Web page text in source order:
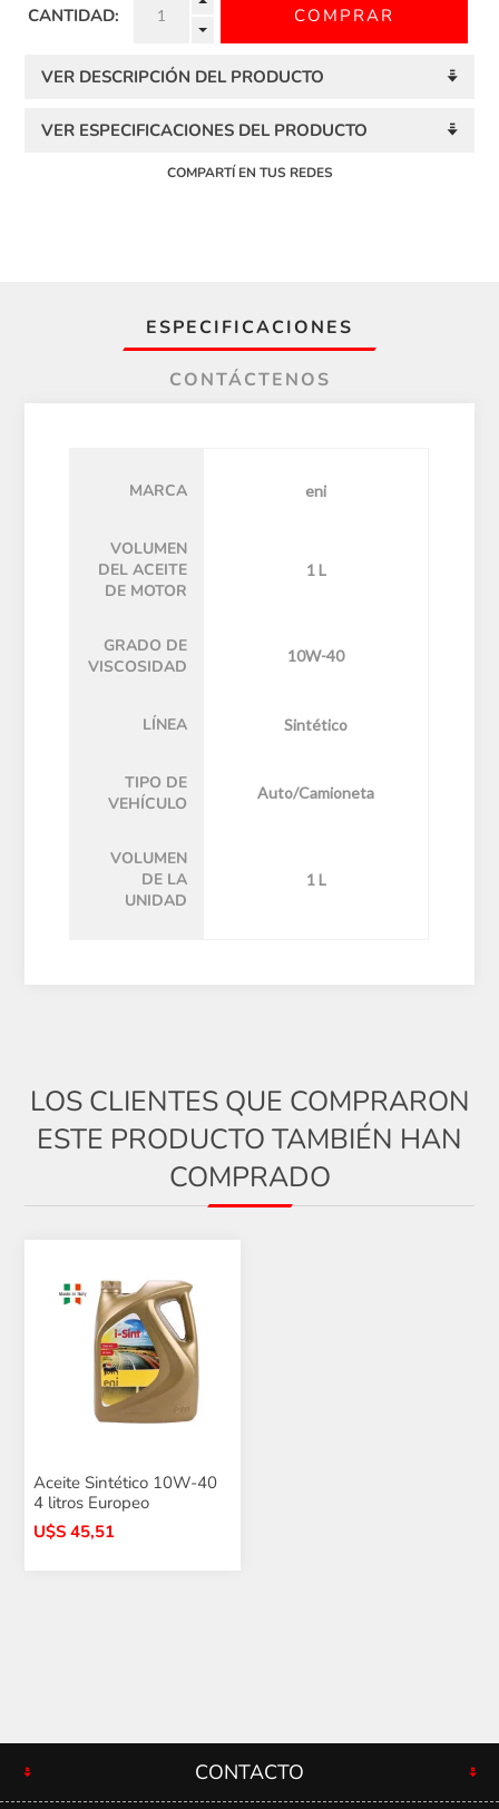
CANTIDAD:
VER DESCRIPCIÓN DEL PRODUCTO
VER ESPECIFICACIONES DEL PRODUCTO
COMPARTÍ EN TUS REDES
ESPECIFICACIONES
CONTÁCTENOS
MARCA eni
VOLUMEN
DEL ACEITE
DE MOTOR
1 L
GRADO DE
VISCOSIDAD
10W-40
LÍNEA Sintético
TIPO DE
VEHÍCULO
Auto/Camioneta
VOLUMEN
DE LA
UNIDAD
1 L
LOS CLIENTES QUE COMPRARON
ESTE PRODUCTO TAMBIÉN HAN
COMPRADO
Aceite Sintético 10W-40
4 litros Europeo
U$S 45,51
CONTACTO